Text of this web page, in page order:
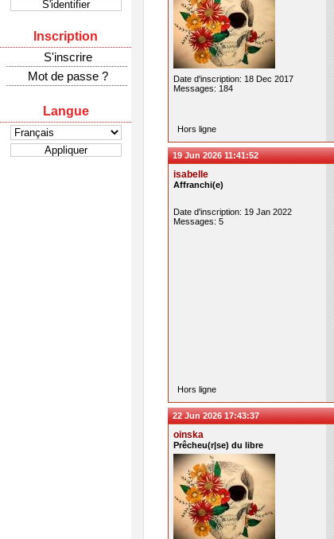
Inscription
S'inscrire
Mot de passe ?
Langue
Date d'inscription: 18 Dec 2017
Messages: 184
Hors ligne
19 Jun 2026 11:41:52
isabelle
Affranchi(e)
Date d'inscription: 19 Jan 2022
Messages: 5
Hors ligne
22 Jun 2026 17:43:37
oinska
Prêcheu(r|se) du libre